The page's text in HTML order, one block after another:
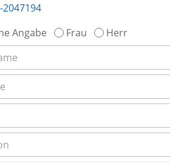
2047194
Angabe
Frau Herr